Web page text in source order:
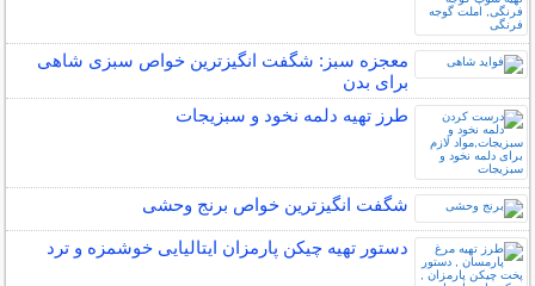
معجزه سبز: شگفت انگیزترین خواص سبزی شاهی
برای بدن
طرز تهیه دلمه نخود و سبزیجات
شگفت انگیزترین خواص برنج وحشی
دستور تهیه چیکن پارمزان ایتالیایی خوشمزه و ترد